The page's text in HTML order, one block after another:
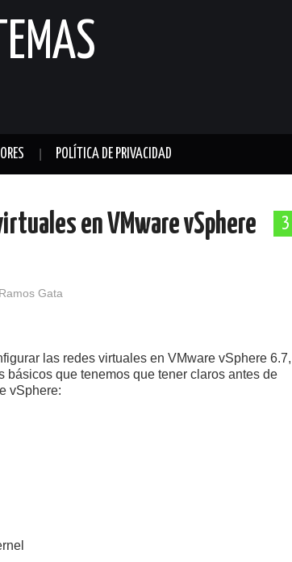
POLÍTICA DE PRIVACIDAD
3
en VMware vSphere
Gata
las redes virtuales en VMware vSphere 6.7,
básicos que tenemos que tener claros antes de
vSphere: